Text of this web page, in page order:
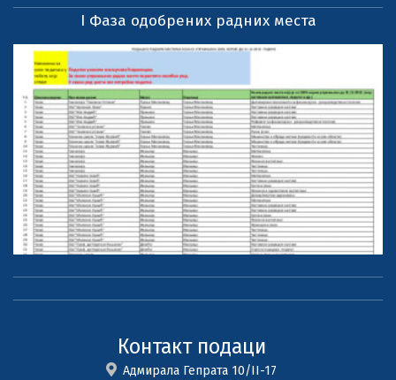
I Фаза одобрених радних места
Контакт подаци
Адмирала Гепрата 10/II-17